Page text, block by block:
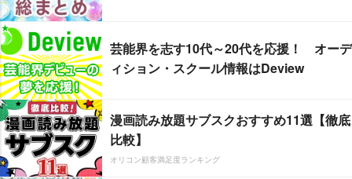
芸能界を志す10代～20代を応援！ オーデ
ィション・スクール情報はDeview
漫画読み放題サブスクおすすめ11選【徹底
比較】
オリコン顧客満足度ランキング